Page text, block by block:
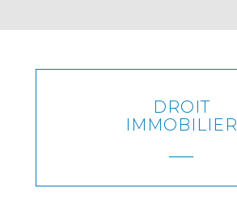
DROIT
IMMOBILIER